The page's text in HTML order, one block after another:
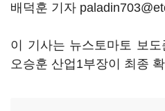
배덕훈 기자
이 기사는 뉴스토마토 보
오승훈 산업1부장이 최종